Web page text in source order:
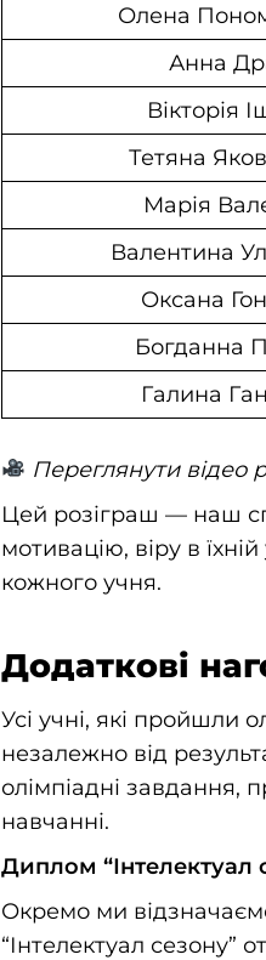
Олена
Анна
Вікторія
Тетяна
Марія
Валентина
Оксана
Богданна
Галина
Переглянути відео
Цей розіграш — наш
мотивацію, віру в
кожного учня.
Додаткові
Усі учні, які пройшли
незалежно від
олімпіадні завдання,
навчанні.
Диплом “Інтелектуал
Окремо ми
“Інтелектуал сезону”